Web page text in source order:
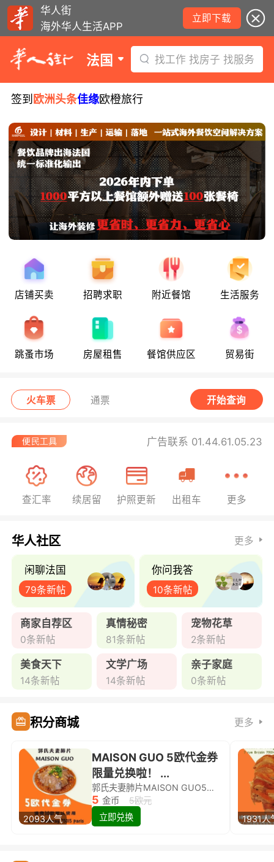
华人街
海外华人生活APP
立即下载
法国 找工作 找房子 找服务
签到 欧洲头条佳缘欧橙旅行
店铺买卖 招聘求职 附近餐馆 生活服务
跳蚤市场 房屋租售 餐馆供应区 贸易街
火车票 通票 开始查询
广告联系 01.44.61.05.23
查汇率 续居留 护照更新 出租车 更多
华人社区 更多
闲聊法国
79条新帖
你问我答
10条新帖
商家自荐区
0条新帖
真情秘密
81条新帖
宠物花草
2条新帖
美食天下
14条新帖
文学广场
14条新帖
亲子家庭
0条新帖
积分商城 更多
2093人气
MAISON GUO 5欧代金券
限量兑换啦！ ...
郭氏夫妻肺片MAISON GUO5欧代金券限量兑换啦！
5 金币
5欧元
立即兑换
1931人